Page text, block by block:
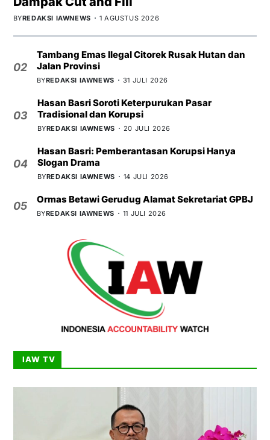
BYREDAKSI IAWNEWS 1 AGUSTUS 2026
02
Tambang Emas Ilegal Citorek Rusak Hutan dan
Jalan Provinsi
BYREDAKSI IAWNEWS 31 JULI 2026
03
Hasan Basri Soroti Keterpurukan Pasar
Tradisional dan Korupsi
BYREDAKSI IAWNEWS 20 JULI 2026
04
Hasan Basri: Pemberantasan Korupsi Hanya
Slogan Drama
BYREDAKSI IAWNEWS 14 JULI 2026
05
Ormas Betawi Gerudug Alamat Sekretariat GPBJ
BYREDAKSI IAWNEWS 11 JULI 2026
IAW TV